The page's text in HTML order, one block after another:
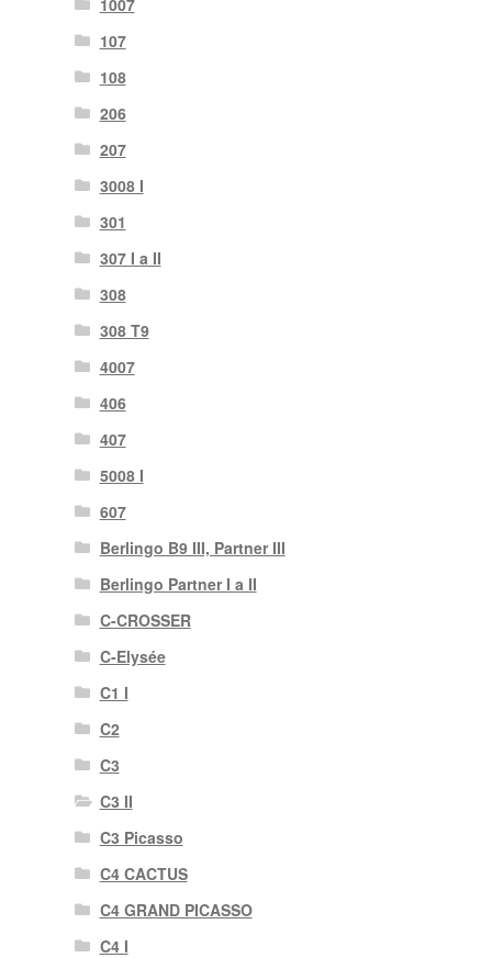
107
108
206
207
3008 I
301
307 I a II
308
308 T9
4007
406
407
5008 I
607
Berlingo B9 III, Partner III
Berlingo Partner I a II
C-CROSSER
C-Elysée
C1 I
C2
C3
C3 II
C3 Picasso
C4 CACTUS
C4 GRAND PICASSO
C4 I